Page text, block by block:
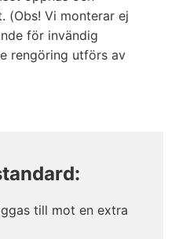
(Obs! Vi monterar ej
för invändig
rengöring utförs av
till mot en extra